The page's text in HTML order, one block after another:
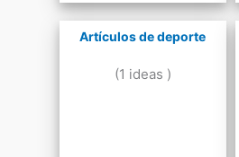
Artículos de deporte
(1 ideas )